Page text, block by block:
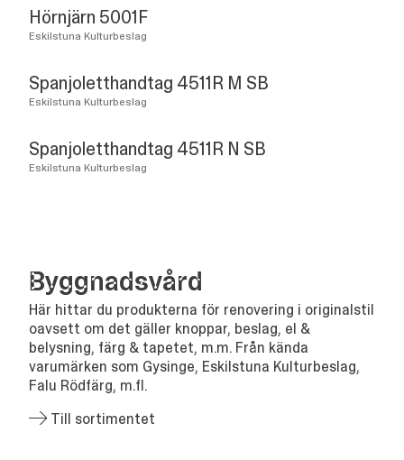
Hörnjärn 5001F
Eskilstuna Kulturbeslag
Spanjoletthandtag 4511R M SB
Eskilstuna Kulturbeslag
Spanjoletthandtag 4511R N SB
Eskilstuna Kulturbeslag
Bygg­nads­vård
Här hittar du produkterna för renovering i originalstil
oavsett om det gäller knoppar, beslag, el &
belysning, färg & tapetet, m.m. Från kända
varumärken som Gysinge, Eskilstuna Kulturbeslag,
Falu Rödfärg, m.fl.
Till sortimentet